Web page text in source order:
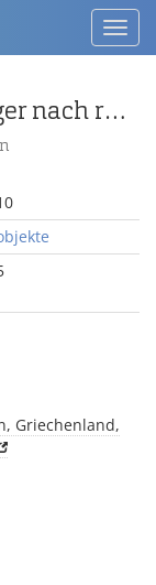
rotfiguriger Kantharos, Krieger nach rechts
Griechenland,